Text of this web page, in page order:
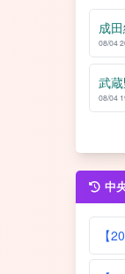
成
08/04
武
08/04
中
【